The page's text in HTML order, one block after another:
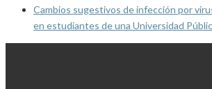
Cambios sugestivos de infección por
en estudiantes de una Universidad